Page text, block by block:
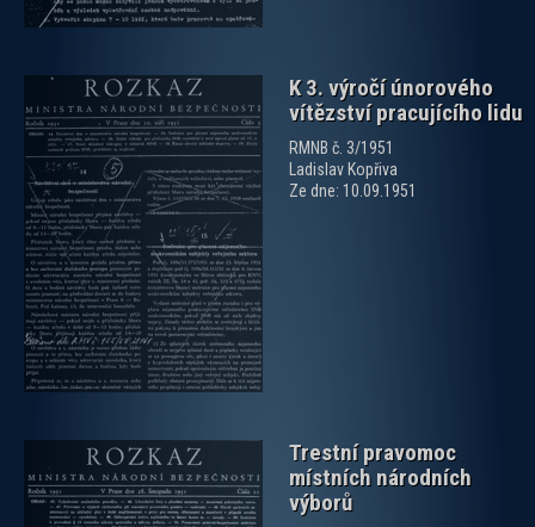
K 3. výročí únorového
vítězství pracujícího lidu
RMNB č. 3/1951
Ladislav Kopřiva
Ze dne: 10.09.1951
Trestní pravomoc
místních národních
výborů
zobrazit PDF dokument